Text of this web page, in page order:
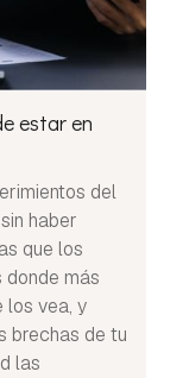
estar en
del
haber
que los
donde más
los vea, y
brechas de tu
las